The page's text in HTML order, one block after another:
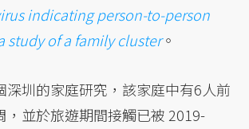
indicating person-to-person
study of a family cluster。
深圳的家庭研究，該家庭中有6人前
，並於旅遊期間接觸已被 2019-